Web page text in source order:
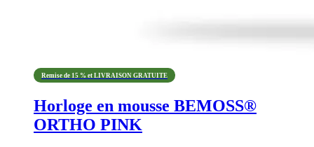
Remise de 15 % et LIVRAISON GRATUITE
Horloge en mousse BEMOSS®
ORTHO PINK